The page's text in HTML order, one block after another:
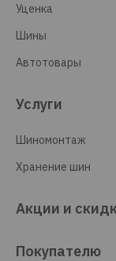
Уценка
Шины
Автотовары
Услуги
Шиномонтаж
Хранение шин
Акции и
Покупателю